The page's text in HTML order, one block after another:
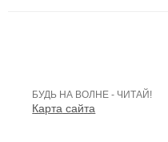
БУДЬ НА ВОЛНЕ - ЧИТАЙ!
Карта сайта